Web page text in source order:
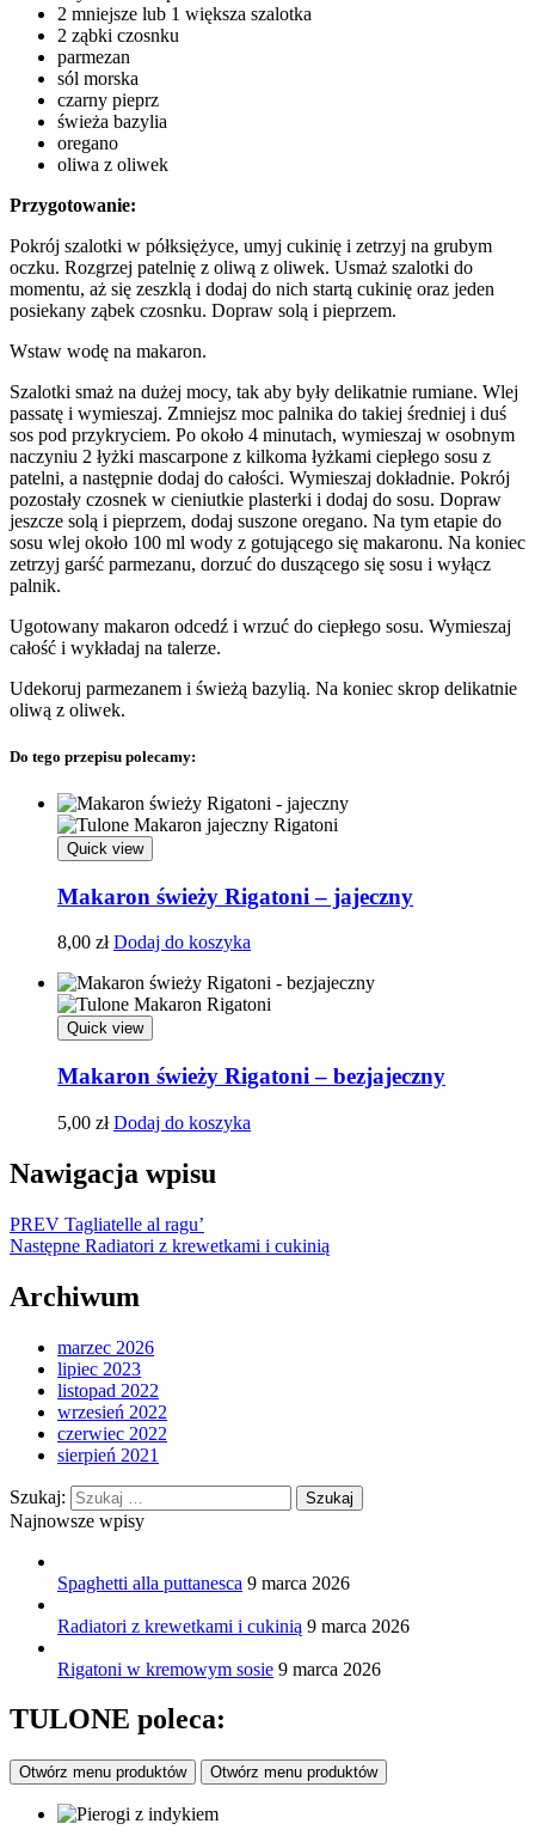
2 mniejsze lub 1 większa szalotka
2 ząbki czosnku
parmezan
sól morska
czarny pieprz
świeża bazylia
oregano
oliwa z oliwek
Przygotowanie:
Pokrój szalotki w półksiężyce, umyj cukinię i zetrzyj na grubym
oczku. Rozgrzej patelnię z oliwą z oliwek. Usmaż szalotki do
momentu, aż się zeszklą i dodaj do nich startą cukinię oraz jeden
posiekany ząbek czosnku. Dopraw solą i pieprzem.
Wstaw wodę na makaron.
Szalotki smaż na dużej mocy, tak aby były delikatnie rumiane. Wlej
passatę i wymieszaj. Zmniejsz moc palnika do takiej średniej i duś
sos pod przykryciem. Po około 4 minutach, wymieszaj w osobnym
naczyniu 2 łyżki mascarpone z kilkoma łyżkami ciepłego sosu z
patelni, a następnie dodaj do całości. Wymieszaj dokładnie. Pokrój
pozostały czosnek w cieniutkie plasterki i dodaj do sosu. Dopraw
jeszcze solą i pieprzem, dodaj suszone oregano. Na tym etapie do
sosu wlej około 100 ml wody z gotującego się makaronu. Na koniec
zetrzyj garść parmezanu, dorzuć do duszącego się sosu i wyłącz
palnik.
Ugotowany makaron odcedź i wrzuć do ciepłego sosu. Wymieszaj
całość i wykładaj na talerze.
Udekoruj parmezanem i świeżą bazylią. Na koniec skrop delikatnie
oliwą z oliwek.
Do tego przepisu polecamy:
Quick view
Makaron świeży Rigatoni – jajeczny
8,00 zł Dodaj do koszyka
Quick view
Makaron świeży Rigatoni – bezjajeczny
5,00 zł Dodaj do koszyka
Nawigacja wpisu
PREV Tagliatelle al ragu’
Następne Radiatori z krewetkami i cukinią
Archiwum
marzec 2026
lipiec 2023
listopad 2022
wrzesień 2022
czerwiec 2022
sierpień 2021
Szukaj:
Najnowsze wpisy
Spaghetti alla puttanesca 9 marca 2026
Radiatori z krewetkami i cukinią 9 marca 2026
Rigatoni w kremowym sosie 9 marca 2026
TULONE poleca:
Otwórz menu produktów Otwórz menu produktów